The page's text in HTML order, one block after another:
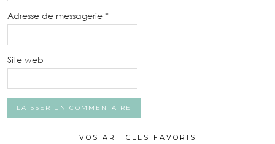
Adresse de messagerie *
Site web
VOS ARTICLES FAVORIS